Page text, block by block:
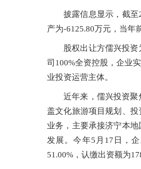
披露信息显示，截至
产为-6125.80万元，当年
股权出让方儒兴投
司100%全资控股，企业
业投资运营主体。
近年来，儒兴投资
盖文化旅游项目规划、
业务，主要承接济宁本
发展。今年5月17日，
51.00%，认缴出资额为